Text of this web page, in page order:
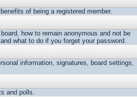
of being a registered member.
how to remain anonymous and not be
what to do if you forget your password.
information, signatures, board settings,
and polls.